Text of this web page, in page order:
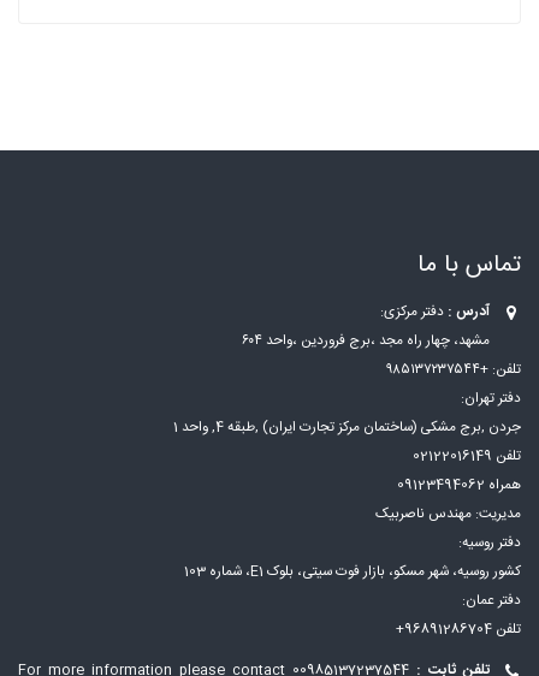
تماس با ما
آدرس : دفتر مرکزی:
مشهد، چهار راه مجد ،برج فروردین ،واحد ۶۰۴
تلفن: +۹۸۵۱۳۷۲۳۷۵۴۴
دفتر تهران:
جردن ,برج مشکی (ساختمان مرکز تجارت ایران) ,طبقه 4, واحد 1
تلفن 02122016149
همراه 09123494062
مدیریت: مهندس ناصربیک
دفتر روسیه:
کشور روسیه، شهر مسكو، بازار فوت سيتی، بلوک E1، شماره 103
دفتر عمان:
تلفن 96891286704+
تلفن ثابت : 00985137237544
For more information please contact